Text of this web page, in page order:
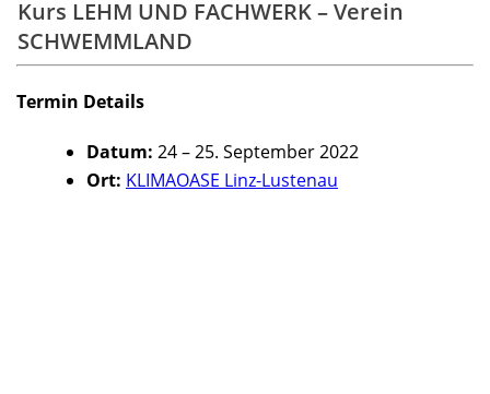
Kurs LEHM UND FACHWERK – Verein
SCHWEMMLAND
Termin Details
Datum: 24–25. September 2022
Ort: KLIMAOASE Linz-Lustenau